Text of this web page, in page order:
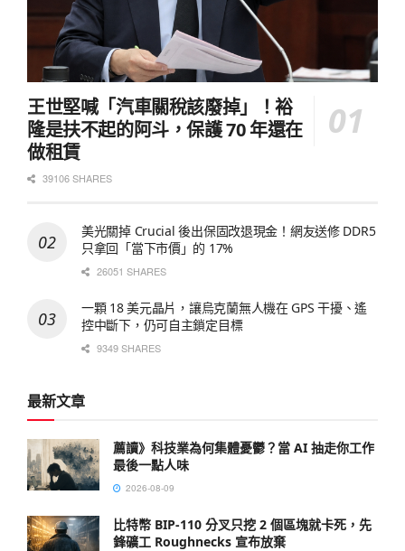
王世堅喊「汽車關稅該廢掉」！裕
隆是扶不起的阿斗，保護 70 年還在
做租賃
39106 SHARES
美光關掉 Crucial 後出保固改退現金！網友送修 DDR5
只拿回「當下市價」的 17%
26051 SHARES
一顆 18 美元晶片，讓烏克蘭無人機在 GPS 干擾、遙
控中斷下，仍可自主鎖定目標
9349 SHARES
最新文章
薦讀》科技業為何集體憂鬱？當 AI 抽走你工作
最後一點人味
2026-08-09
比特幣 BIP-110 分叉只挖 2 個區塊就卡死，先
鋒礦工 Roughnecks 宣布放棄